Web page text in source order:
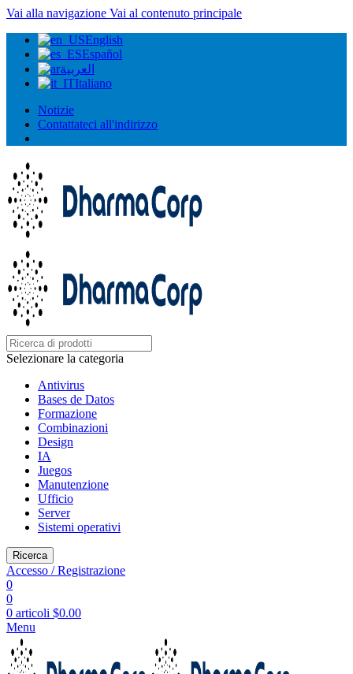
Vai alla navigazione Vai al contenuto principale
English
Español
العربية
Italiano
Notizie
Contattateci all'indirizzo
Selezionare la categoria
Antivirus
Bases de Datos
Formazione
Combinazioni
Design
IA
Juegos
Manutenzione
Ufficio
Server
Sistemi operativi
Ricerca
Accesso / Registrazione
0
0
0 articoli $0.00
Menu